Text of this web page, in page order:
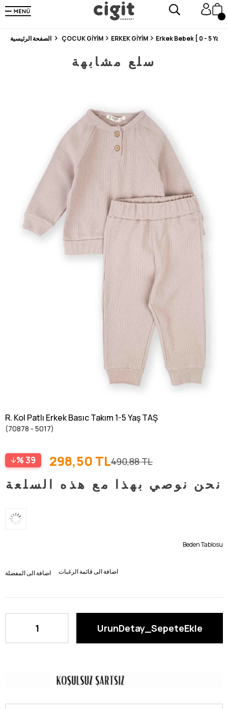
En Uygun Fiyat Garantisi !
300₺ ve Üzeri Alışverişlerde Kargo Ücretsiz !
Koşulsuz Şartsız İade İmkanı
ÇOCUK GİYİM ERKEK GİYİM Erkek Bebek [ 0 - 5 Yaş ]
سلع مشابهة
R. Kol Patlı Erkek Basıc Takım 1-5 Yaş TAŞ
(70878 - 5017)
39 490,88 TL
298,50 TL
نحن نوصي بهذا مع هذه السلعة
Beden Tablosu
اضافة الى المفضلة اضافة الى قائمة الرغبات